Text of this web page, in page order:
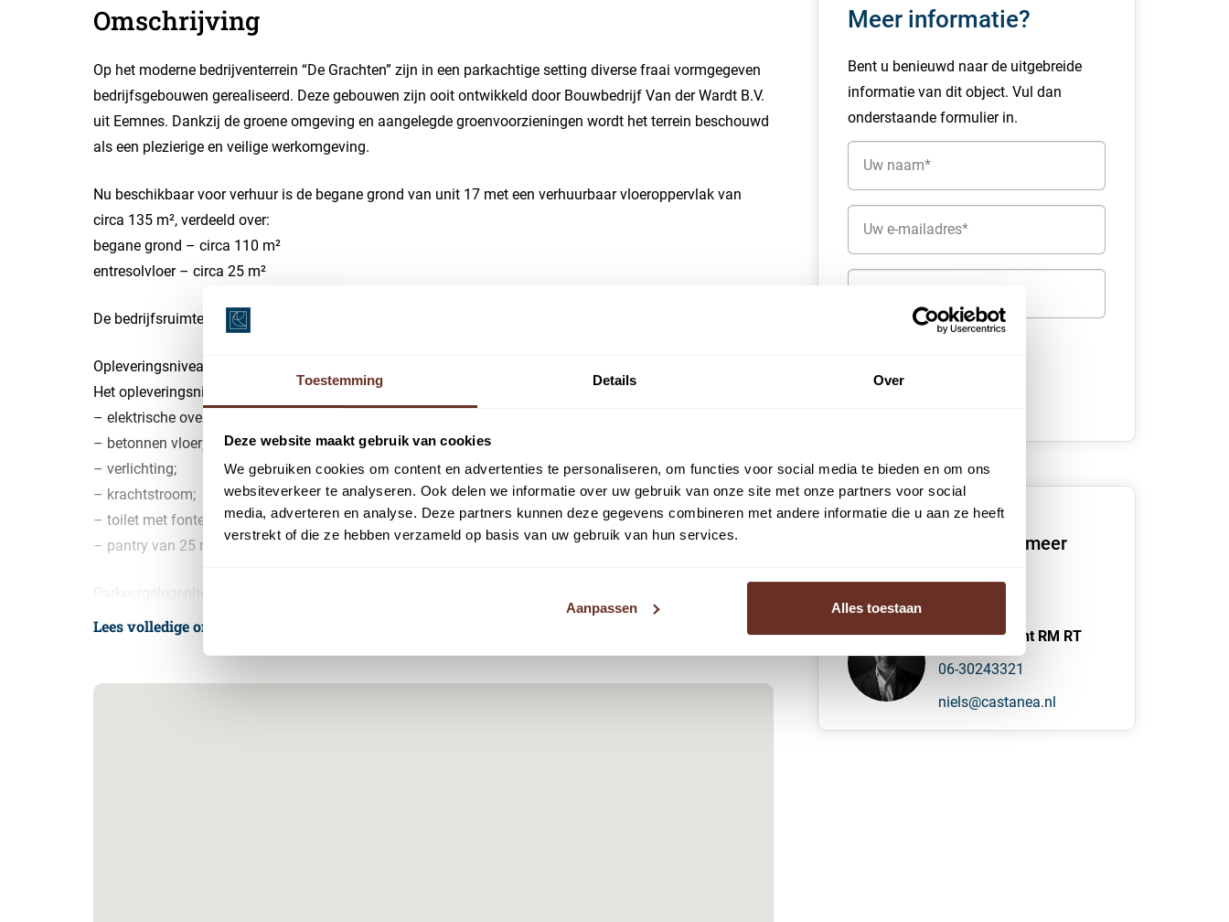
Toestemming Details Over
Deze website maakt gebruik van cookies
We gebruiken cookies om content en advertenties te personaliseren, om functies voor social media te bieden en om ons
websiteverkeer te analyseren. Ook delen we informatie over uw gebruik van onze site met onze partners voor social
media, adverteren en analyse. Deze partners kunnen deze gegevens combineren met andere informatie die u aan ze heeft
verstrekt of die ze hebben verzameld op basis van uw gebruik van hun services.
Aanpassen Alles toestaan
Omschrijving
Op het moderne bedrijventerrein “De Grachten” zijn in een parkachtige setting diverse fraai vormgegeven
bedrijfsgebouwen gerealiseerd. Deze gebouwen zijn ooit ontwikkeld door Bouwbedrijf Van der Wardt B.V.
uit Eemnes. Dankzij de groene omgeving en aangelegde groenvoorzieningen wordt het terrein beschouwd
als een plezierige en veilige werkomgeving.
Nu beschikbaar voor verhuur is de begane grond van unit 17 met een verhuurbaar vloeroppervlak van
circa 135 m², verdeeld over:
begane grond – circa 110 m²
entresolvloer – circa 25 m²
De bedrijfsruimte is toegankelijk via een eigen ingang en een overheaddeur.
Opleveringsniveau:
Het opleveringsniveau wordt als volgt gespecificeerd:
– elektrische overheaddeur;
– betonnen vloer;
– verlichting;
– krachtstroom;
– toilet met fontein;
– pantry van 25 m² op de verdieping.
Er zijn twee parkeerplaatsen beschikbaar, waarvan er één voor de overheaddeur is gelegen.
open op werkdagen en worden ’s avonds en in het weekend gesloten.
Lees volledige omschrijving
Meer informatie?
Bent u benieuwd naar de uitgebreide
informatie van dit object. Vul dan
onderstaande formulier in.
(Vereist)
We vertellen je graag meer
N. (Niels) Bunt RM RT
06-30243321
niels@castanea.nl